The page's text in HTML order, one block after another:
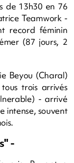
de 13h30 en 76
Teamwork -
record féminin
(87 jours, 2
Beyou (Charal)
trois arrivés
- arrivé
intense, souvent
-